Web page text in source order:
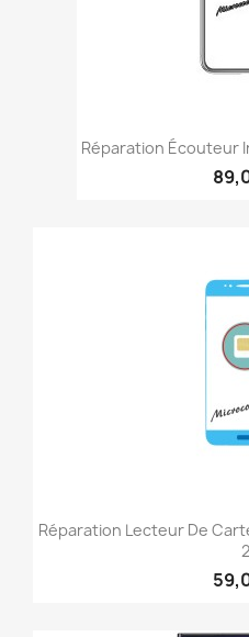
Réparation Écouteur
Réparation Lecteur De
2